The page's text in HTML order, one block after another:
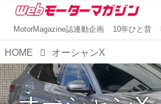
MotorMagazine誌連動企画 10年ひと昔
HOME オーシャンX